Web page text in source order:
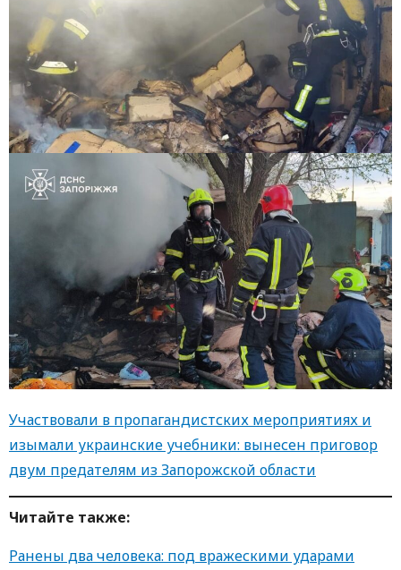
Участвовали в пропагандистских мероприятиях и
изымали украинские учебники: вынесен приговор
двум предателям из Запорожской области
Читайте также:
Ранены два человека: под вражескими ударами